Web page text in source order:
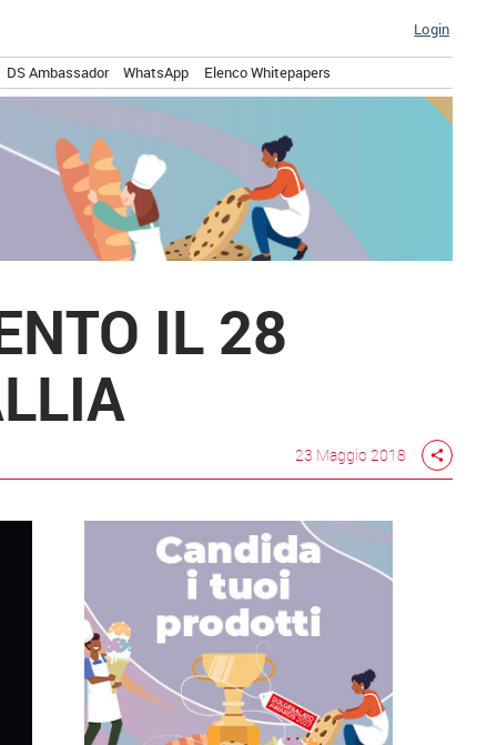
Login
DS Ambassador WhatsApp Elenco Whitepapers
IL 28
23 Maggio 2018 share